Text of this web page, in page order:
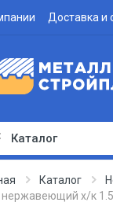
Доставка и
система
Каталог
Каталог
нержавеющий х/к